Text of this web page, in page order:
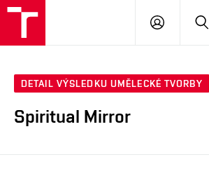
PŘIHLÁSIT
DETAIL VÝSLEDKU UMĚLECKÉ TVORBY
Spiritual Mirror